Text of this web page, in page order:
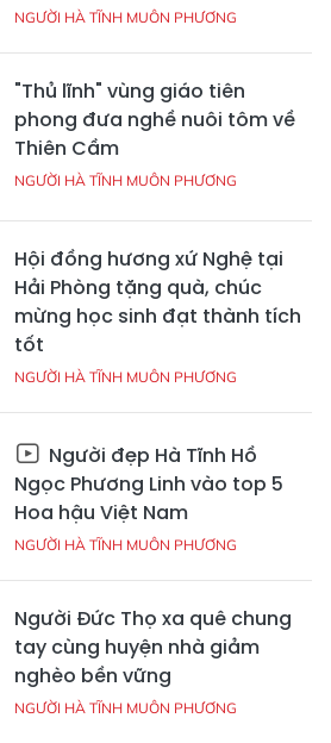
NGƯỜI HÀ TĨNH MUÔN PHƯƠNG
"Thủ lĩnh" vùng giáo tiên
phong đưa nghề nuôi tôm về
Thiên Cầm
NGƯỜI HÀ TĨNH MUÔN PHƯƠNG
Hội đồng hương xứ Nghệ tại
Hải Phòng tặng quà, chúc
mừng học sinh đạt thành tích
tốt
NGƯỜI HÀ TĨNH MUÔN PHƯƠNG
Người đẹp Hà Tĩnh Hồ
Ngọc Phương Linh vào top 5
Hoa hậu Việt Nam
NGƯỜI HÀ TĨNH MUÔN PHƯƠNG
Người Đức Thọ xa quê chung
tay cùng huyện nhà giảm
nghèo bền vững
NGƯỜI HÀ TĨNH MUÔN PHƯƠNG